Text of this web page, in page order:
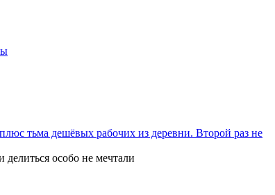
тьма дешёвых рабочих из деревни. Второй раз не
особо не мечтали